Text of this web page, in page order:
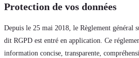
Protection de vos données
Depuis le 25 mai 2018, le Règlement général
dit RGPD est entré en application. Ce
information concise, transparente,